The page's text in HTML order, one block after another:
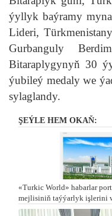
ýyllyk baýramy
Lideri,
Gurbanguly
Bitaraplygynyň 30
ýubileý medaly we
sylaglandy.
ŞEÝLE HEM OKAŇ:
«Turkic World» habarlar
mejlisiniň taýýarlyk işlerini